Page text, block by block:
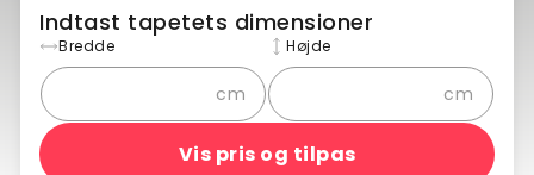
Indtast tapetets dimensioner
Bredde
cm
Højde
cm
Vis pris og tilpas